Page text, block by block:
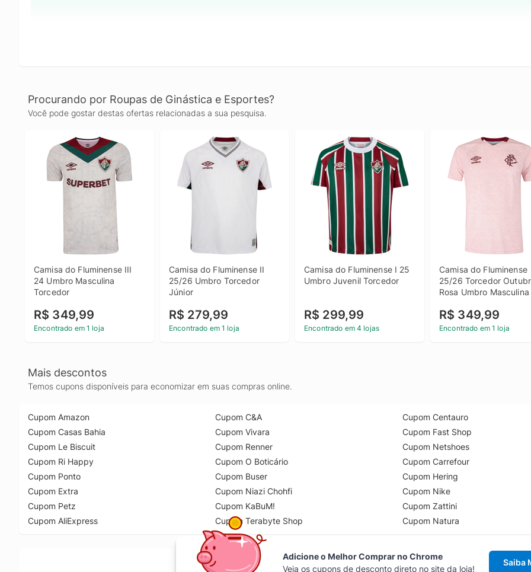
Procurando por Roupas de Ginástica e Esportes?
Você pode gostar destas ofertas relacionadas a sua pesquisa.
Camisa do Fluminense III
24 Umbro Masculina
Torcedor
R$ 349,99
Encontrado em 1 loja
Camisa do Fluminense II
25/26 Umbro Torcedor
Júnior
R$ 279,99
Encontrado em 1 loja
Camisa do Fluminense I 25
Umbro Juvenil Torcedor
R$ 299,99
Encontrado em 4 lojas
Camisa do Fluminense
25/26 Torcedor
Rosa Umbro Masculina
R$ 349,99
Encontrado em 1 loja
Mais descontos
Temos cupons disponíveis para economizar em suas compras online.
Cupom Amazon
Cupom Casas Bahia
Cupom Le Biscuit
Cupom Ri Happy
Cupom Ponto
Cupom Extra
Cupom Petz
Cupom AliExpress
Cupom C&A
Cupom Vivara
Cupom Renner
Cupom O Boticário
Cupom Buser
Cupom Niazi Chohfi
Cupom KaBuM!
Cupom Terabyte Shop
Cupom Centauro
Cupom Fast Shop
Cupom Netshoes
Cupom Carrefour
Cupom Hering
Cupom Nike
Cupom Zattini
Cupom Natura
Adicione o Melhor Comprar no Chrome
Veja os cupons de desconto direto no site da loja!
Saiba